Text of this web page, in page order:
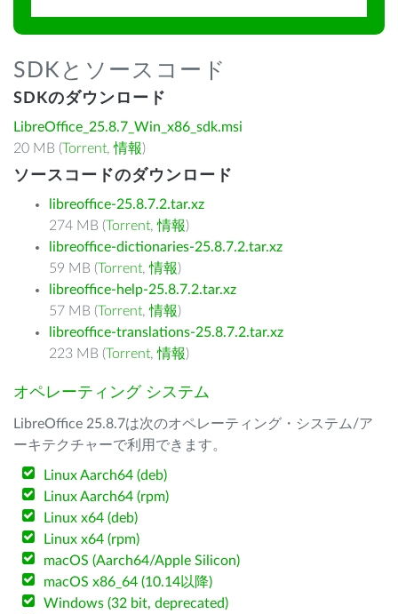
SDKとソースコード
SDKのダウンロード
LibreOffice_25.8.7_Win_x86_sdk.msi
20 MB (Torrent,情報)
ソースコードのダウンロード
libreoffice-25.8.7.2.tar.xz
274 MB (Torrent,情報)
libreoffice-dictionaries-25.8.7.2.tar.xz
59 MB (Torrent,情報)
libreoffice-help-25.8.7.2.tar.xz
57 MB (Torrent,情報)
libreoffice-translations-25.8.7.2.tar.xz
223 MB (Torrent,情報)
オペレーティング システム
LibreOffice 25.8.7は次のオペレーティング・システム/ア
ーキテクチャーで利用できます。
Linux Aarch64 (deb)
Linux Aarch64 (rpm)
Linux x64 (deb)
Linux x64 (rpm)
macOS (Aarch64/Apple Silicon)
macOS x86_64 (10.14以降)
Windows (32 bit, deprecated)